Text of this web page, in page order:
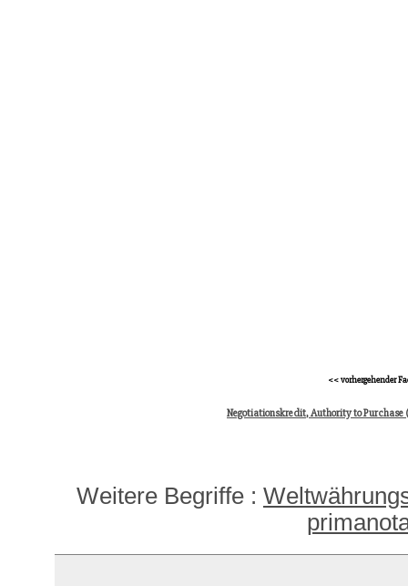
<< vorhergehender
Negotiationskredit, Authority to Purchase
Weitere Begriffe :